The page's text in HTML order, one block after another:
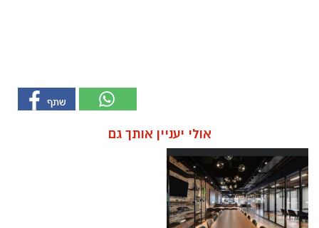
אולי יעניין אותך גם